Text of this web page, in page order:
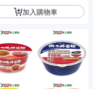
加入購物車